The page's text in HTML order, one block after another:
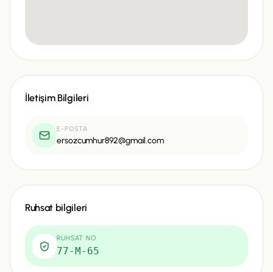
İletişim Bilgileri
E-POSTA
ersozcumhur892@gmail.com
Ruhsat bilgileri
RUHSAT NO
77-M-65